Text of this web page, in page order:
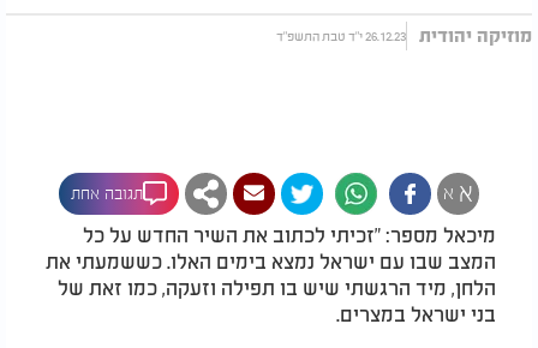
מוזיקה יהודית 26.12.23 י"ד טבת התשפ"ד
א א תגובה אחת
מיכאל מספר: "זכיתי לכתוב את השיר החדש על כל
המצב שבו עם ישראל נמצא בימים האלו. כששמעתי את
הלחן, מיד הרגשתי שיש בו תפילה וזעקה, כמו זאת של
בני ישראל במצרים.